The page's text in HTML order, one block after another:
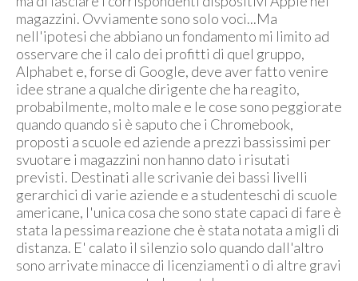
magazzini. Ovviamente sono solo voci...Ma
nell'ipotesi che abbiano un fondamento mi limito ad
osservare che il calo dei profitti di quel gruppo,
Alphabet e, forse di Google, deve aver fatto venire
idee strane a qualche dirigente che ha reagito,
probabilmente, molto male e le cose sono peggiorate
quando quando si è saputo che i Chromebook,
proposti a scuole ed aziende a prezzi bassissimi per
svuotare i magazzini non hanno dato i risutati
previsti. Destinati alle scrivanie dei bassi livelli
gerarchici di varie aziende e a studenteschi di scuole
americane, l'unica cosa che sono state capaci di fare è
stata la pessima reazione che è stata notata a migli di
distanza. E' calato il silenzio solo quando dall'altro
sono arrivate minacce di licenziamenti o di altre gravi